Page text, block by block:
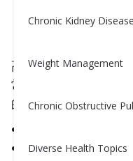
Chronic Kidney Disease
Weight Management
Chronic Obstructive
Diverse Health Topics
Nina
高血壓，或稱高血壓
常見的情況。然而，
的促成因素：
高脂肪和鈉的飲食